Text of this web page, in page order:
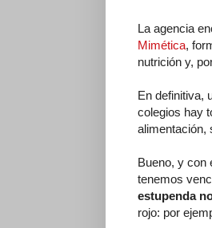
La agencia
Mimética,
nutrición y,
En definitiva,
colegios hay
alimentación,
Bueno, y con
tenemos
estupenda
rojo: por